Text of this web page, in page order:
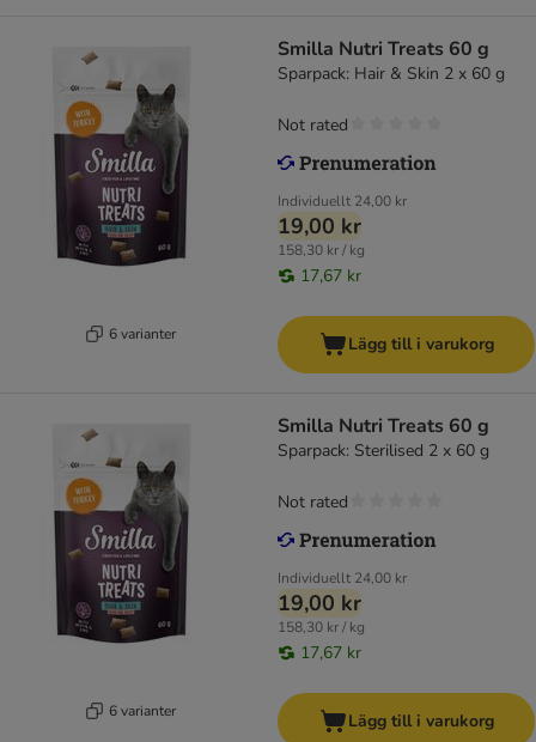
6 varianter
Smilla Nutri Treats 60 g
Sparpack: Hair & Skin 2 x 60 g
Individuellt 24,00 kr
19,00 kr
158,30 kr / kg
17,67 kr
Not rated
Lägg till i varukorg
6 varianter
Smilla Nutri Treats 60 g
Sparpack: Sterilised 2 x 60 g
Individuellt 24,00 kr
19,00 kr
158,30 kr / kg
17,67 kr
Not rated
Lägg till i varukorg